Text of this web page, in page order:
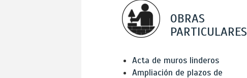
OBRAS
PARTICULARES
Acta de muros linderos
Ampliación de plazos de